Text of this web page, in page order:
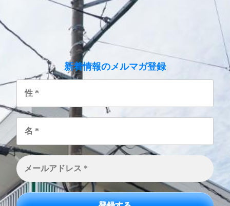
新着情報のメルマガ登録
性
名
メ
ー
ル
ア
ド